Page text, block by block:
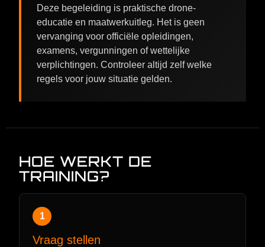
Deze begeleiding is praktische drone-
educatie en maatwerkuitleg. Het is geen
vervanging voor officiële opleidingen,
examens, vergunningen of wettelijke
verplichtingen. Controleer altijd zelf welke
regels voor jouw situatie gelden.
HOE WERKT DE
TRAINING?
1
Vraag stellen